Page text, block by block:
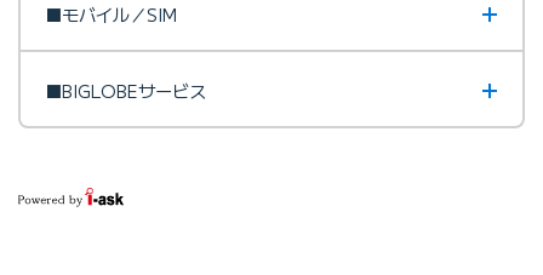
■モバイル／SIM
■BIGLOBEサービス